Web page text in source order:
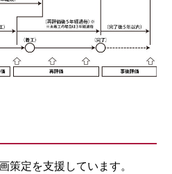
定を支援しています。